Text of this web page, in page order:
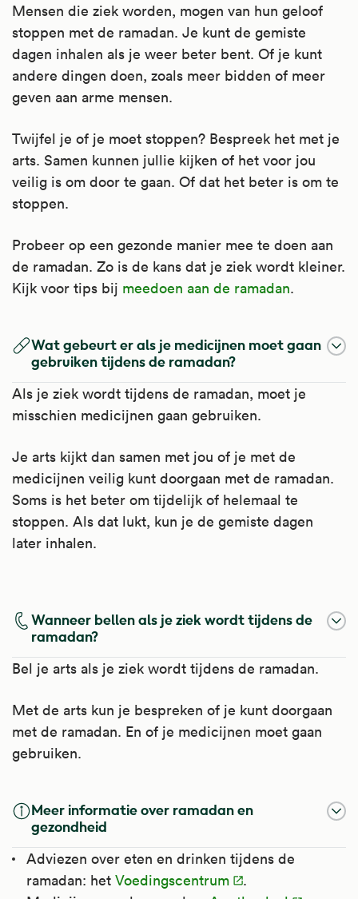
Mensen die ziek worden, mogen van hun geloof
stoppen met de ramadan. Je kunt de gemiste
dagen inhalen als je weer beter bent. Of je kunt
andere dingen doen, zoals meer bidden of meer
geven aan arme mensen.
Twijfel je of je moet stoppen? Bespreek het met je
arts. Samen kunnen jullie kijken of het voor jou
veilig is om door te gaan. Of dat het beter is om te
stoppen.
Probeer op een gezonde manier mee te doen aan
de ramadan. Zo is de kans dat je ziek wordt kleiner.
Kijk voor tips bij meedoen aan de ramadan.
Wat gebeurt er als je medicijnen moet gaan
gebruiken tijdens de ramadan?
Als je ziek wordt tijdens de ramadan, moet je
misschien medicijnen gaan gebruiken.
Je arts kijkt dan samen met jou of je met de
medicijnen veilig kunt doorgaan met de ramadan.
Soms is het beter om tijdelijk of helemaal te
stoppen. Als dat lukt, kun je de gemiste dagen
later inhalen.
Wanneer bellen als je ziek wordt tijdens de
ramadan?
Bel je arts als je ziek wordt tijdens de ramadan.
Met de arts kun je bespreken of je kunt doorgaan
met de ramadan. En of je medicijnen moet gaan
gebruiken.
Meer informatie over ramadan en
gezondheid
Adviezen over eten en drinken tijdens de
ramadan: het Voedingscentrum
.